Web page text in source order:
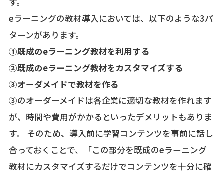
eラーニングの教材導入においては、以下のような3パ
ターンがあります。
①既成のeラーニング教材を利用する
②既成のeラーニング教材をカスタマイズする
③オーダメイドで教材を作る
③のオーダーメイドは各企業に適切な教材を作れます
が、時間や費用がかかるといったデメリットもありま
す。 そのため、導入前に学習コンテンツを事前に話し
合っておくことで、「この部分を既成のeラーニング
教材にカスタマイズするだけでコンテンツを十分に確